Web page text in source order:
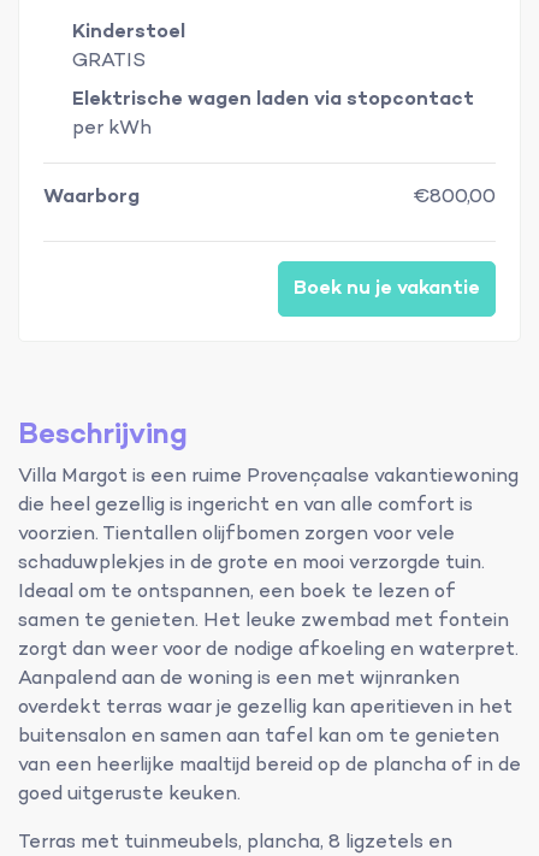
Kinderstoel
GRATIS
Elektrische wagen laden via stopcontact
per kWh
Waarborg €800,00
Boek nu je vakantie
Beschrijving
Villa Margot is een ruime Provençaalse vakantiewoning
die heel gezellig is ingericht en van alle comfort is
voorzien. Tientallen olijfbomen zorgen voor vele
schaduwplekjes in de grote en mooi verzorgde tuin.
Ideaal om te ontspannen, een boek te lezen of
samen te genieten. Het leuke zwembad met fontein
zorgt dan weer voor de nodige afkoeling en waterpret.
Aanpalend aan de woning is een met wijnranken
overdekt terras waar je gezellig kan aperitieven in het
buitensalon en samen aan tafel kan om te genieten
van een heerlijke maaltijd bereid op de plancha of in de
goed uitgeruste keuken.
Terras met tuinmeubels, plancha, 8 ligzetels en